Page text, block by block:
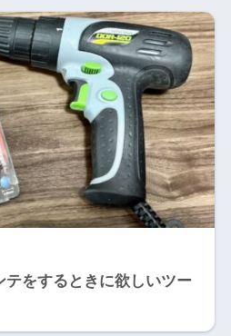
をするときに欲しいツー